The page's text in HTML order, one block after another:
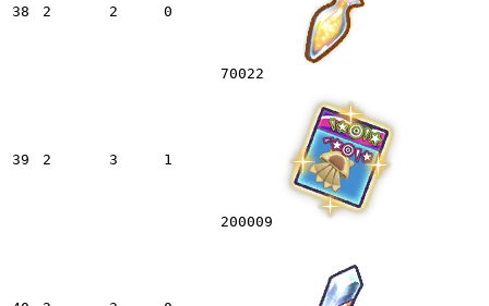
38 2 2 0
70022
39 2 3 1
200009